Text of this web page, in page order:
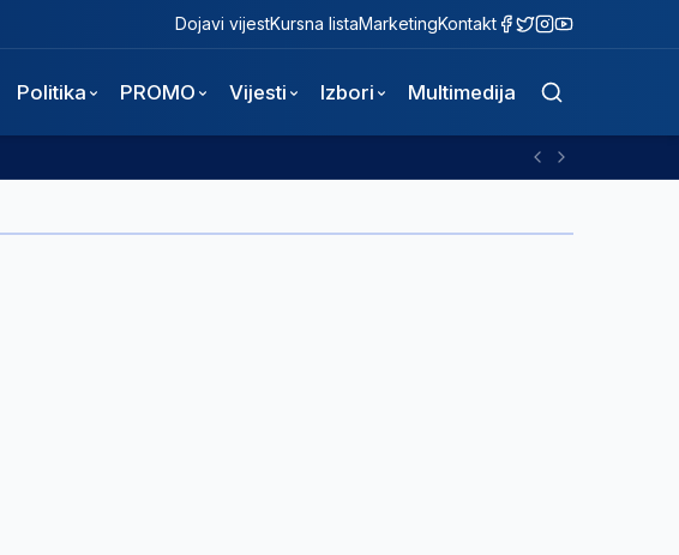
Dojavi vijestKursna listaMarketingKontakt
Politika PROMO Vijesti Izbori Multimedija